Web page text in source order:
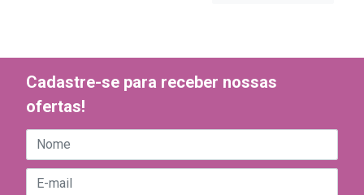
Cadastre-se para receber nossas
ofertas!